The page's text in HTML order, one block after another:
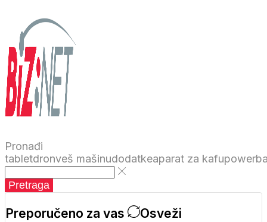
Pronađi
tabletdronveš mašinudodatkeaparat za kafu
Pretraga
Preporučeno za vas Osveži